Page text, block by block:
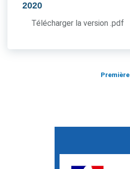
2020
Télécharger la version .pdf
Première